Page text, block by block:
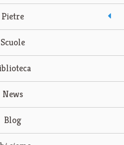
Pietre
Scuole
News
Blog